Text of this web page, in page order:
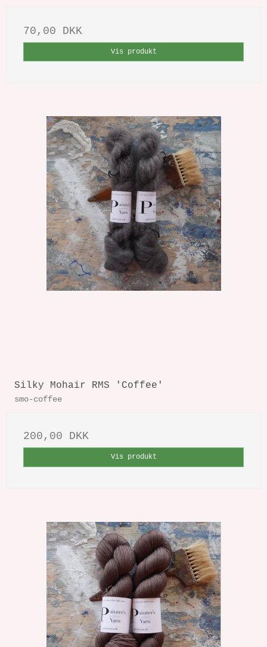
70,00 DKK
Vis produkt
Silky Mohair RMS 'Coffee'
smo-coffee
200,00 DKK
Vis produkt